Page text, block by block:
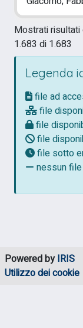
Mostrati risultati
1.683 di 1.683
Legenda
file ad
file
file
file
file sotto
nessun
Powered byIRIS
Utilizzo dei cookie